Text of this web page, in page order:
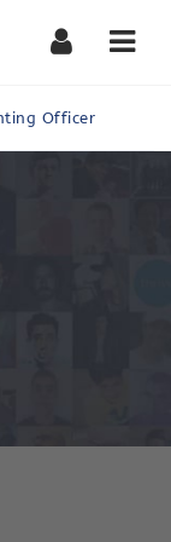
Officer